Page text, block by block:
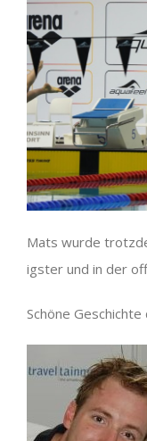
Mats wurde
igster und in der
Schöne Geschichte